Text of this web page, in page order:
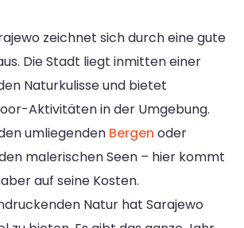
zeichnet sich durch eine gute
Die Stadt liegt inmitten einer
Naturkulisse und bietet
Aktivitäten in der Umgebung.
umliegenden Bergen oder
malerischen Seen – hier kommt
auf seine Kosten.
Natur hat Sarajewo